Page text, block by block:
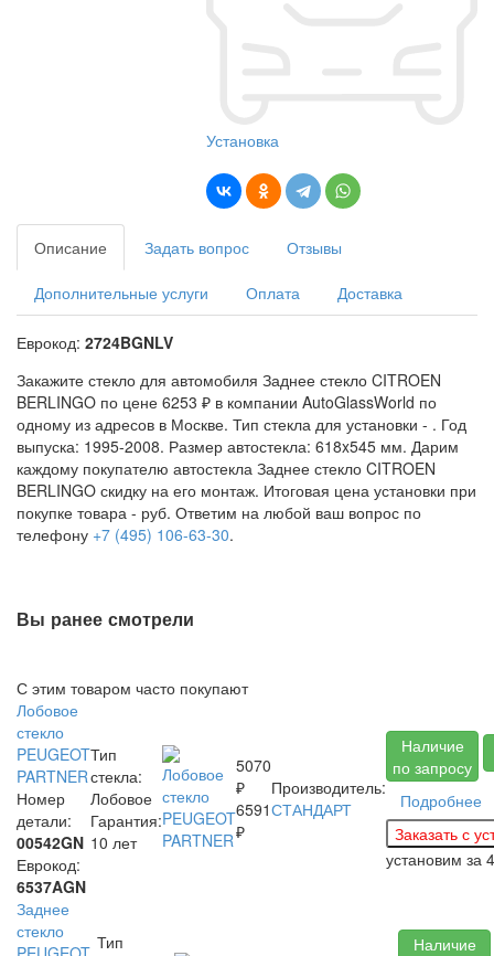
Установка
Описание Задать вопрос Отзывы
Дополнительные услуги Оплата Доставка
Еврокод: 2724BGNLV
Закажите стекло для автомобиля Заднее стекло CITROEN
BERLINGO по цене 6253 ₽ в компании AutoGlassWorld по
одному из адресов в Москве. Тип стекла для установки - . Год
выпуска: 1995-2008. Размер автостекла: 618x545 мм. Дарим
каждому покупателю автостекла Заднее стекло CITROEN
BERLINGO скидку на его монтаж. Итоговая цена установки при
покупке товара - руб. Ответим на любой ваш вопрос по
телефону +7 (495) 106-63-30.
Вы ранее смотрели
С этим товаром часто покупают
Лобовое
стекло
PEUGEOT
PARTNER
Номер
детали:
00542GN
Еврокод:
6537AGN
Тип
стекла:
Лобовое
Гарантия:
10 лет
5070
₽
6591
₽
Производитель:
СТАНДАРТ
Наличие
по запросу
Подробнее
установим за
Заднее
стекло
Тип
Наличие